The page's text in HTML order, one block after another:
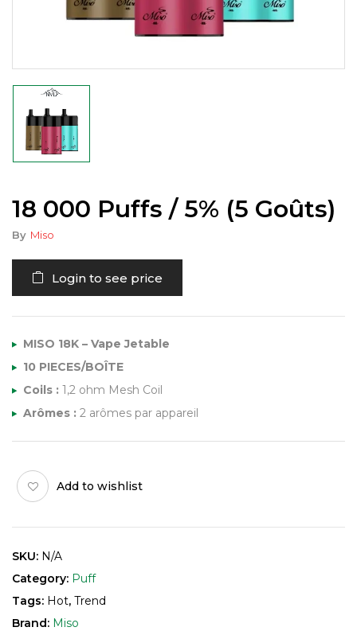
18 000 Puffs / 5% (5 Goûts)
By Miso
Login to see price
MISO 18K – Vape Jetable
10 PIECES/BOÎTE
Coils : 1,2 ohm Mesh Coil
Arômes : 2 arômes par appareil
Add to wishlist
SKU: N/A
Category: Puff
Tags: Hot, Trend
Brand: Miso